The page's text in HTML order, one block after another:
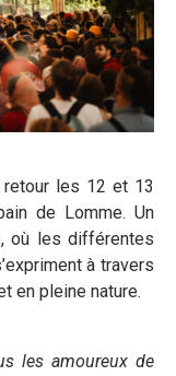
retour les 12 et 13
de Lomme. Un
où les différentes
à travers
en pleine nature.
les amoureux de